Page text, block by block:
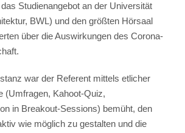
Studienangebot an der Universität
BWL) und den größten Hörsaal
über die Auswirkungen des Corona-
war der Referent mittels etlicher
(Umfragen, Kahoot-Quiz,
in Breakout-Sessions) bemüht, den
wie möglich zu gestalten und die